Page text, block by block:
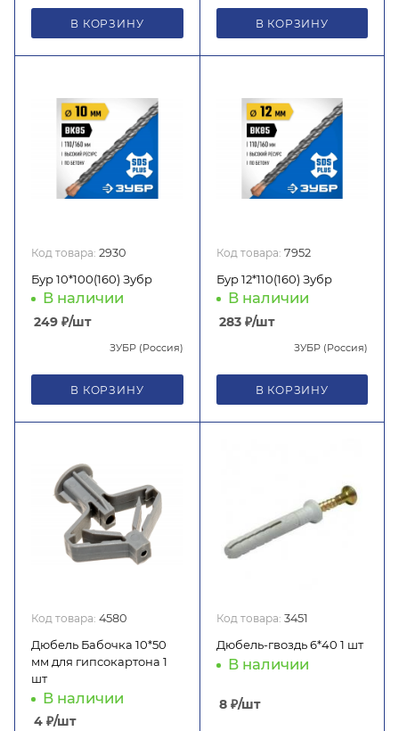
В КОРЗИНУ В КОРЗИНУ
Код товара: 2930
Бур 10*100(160) Зубр
В наличии
249 ₽/шт
ЗУБР (Россия)
В КОРЗИНУ
Код товара: 7952
Бур 12*110(160) Зубр
В наличии
283₽/шт
ЗУБР (Россия)
В КОРЗИНУ
Код товара: 4580
Дюбель Бабочка 10*50
мм для гипсокартона 1
шт
В наличии
4 ₽/шт
Код товара: 3451
Дюбель-гвоздь 6*40 1 шт
В наличии
8₽/шт